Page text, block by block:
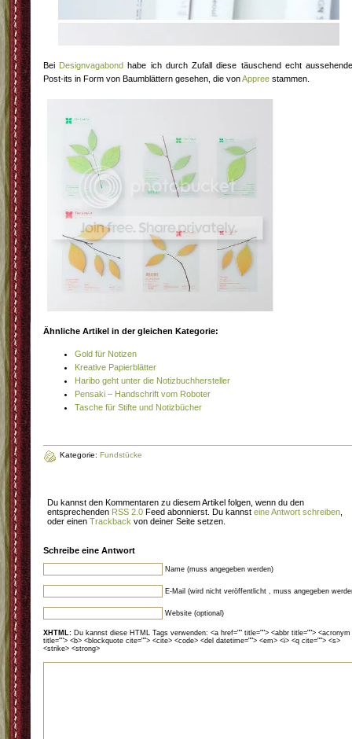
Bei Designvagabond habe ich durch Zufall diese täuschend echt
Post-its in Form von Baumblättern gesehen, die vonAppree stammen.
Ähnliche Artikel in der gleichen Kategorie:
Gold für Notizen
Kreative Papierblätter
Haribo geht unter die Notizbuchhersteller
Pensaki – Handschrift vom Roboter
Tasche für Stifte und Notizbücher
Kategorie: Fundstücke
Du kannst den Kommentaren zu diesem Artikel folgen, wenn du den
entsprechenden RSS 2.0 Feed abonnierst. Du kannst eine Antwort schreiben
oder einen Trackback von deiner Seite setzen.
Schreibe eine Antwort
Name (muss angegeben werden)
E-Mail (wird nicht veröffentlicht , muss angegeben
Website (optional)
XHTML: Du kannst diese HTML Tags verwenden: <a href="" title=""> <abbr title=""> <acronym
title=""> <b> <blockquote cite=""> <cite> <code> <del datetime=""> <em> <i> <q cite=""> <s>
<strike> <strong>